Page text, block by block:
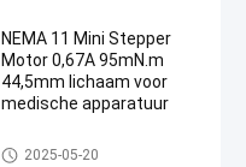
NEMA 11 Mini Stepper
Motor 0,67A 95mN.m
44,5mm lichaam voor
medische apparatuur
nema 11 stappenmotor
2025-05-20